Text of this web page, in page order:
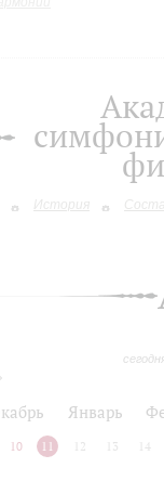
История
Январь
10 11 12 13 14